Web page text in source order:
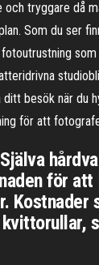
och tryggare då
Som du ser
besök när du
för att
för att
Kostnader